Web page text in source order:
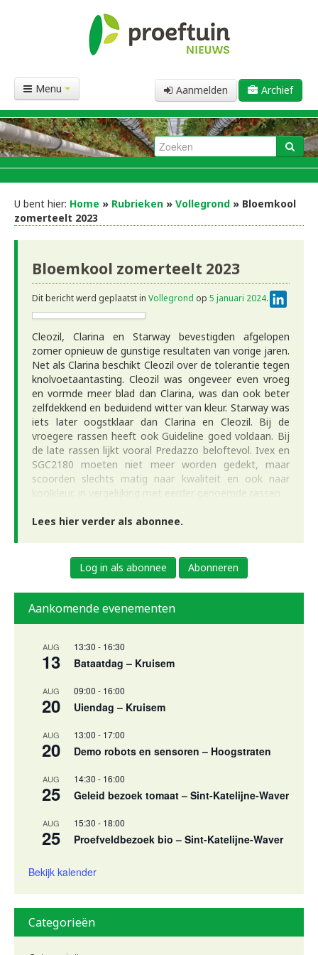
Aanmelden Archief
Menu
U bent hier: Home » Rubrieken » Vollegrond » Bloemkool
zomerteelt 2023
Bloemkool zomerteelt 2023
Dit bericht werd geplaatst in Vollegrond op 5 januari 2024.
Cleozil, Clarina en Starway bevestigden afgelopen
zomer opnieuw de gunstige resultaten van vorige jaren.
Net als Clarina beschikt Cleozil over de tolerantie tegen
knolvoetaantasting. Cleozil was ongeveer even vroeg
en vormde meer blad dan Clarina, was dan ook beter
zelfdekkend en beduidend witter van kleur. Starway was
iets later oogstklaar dan Clarina en Cleozil. Bij de
vroegere rassen heeft ook Guideline goed voldaan. Bij
de late rassen lijkt vooral Predazzo beloftevol. Ivex en
SGC2180 moeten niet meer worden gedekt, maar
scoorden slechts matig naar kwaliteit en ook naar
koolkleur, in vergelijking met eerder genoemde rassen.
Lees hier verder als abonnee.
Log in als abonnee Abonneren
Aankomende evenementen
AUG
13
13:30 - 16:30
Bataatdag – Kruisem
AUG
20
09:00 - 16:00
Uiendag – Kruisem
AUG
20
13:00 - 17:00
Demo robots en sensoren – Hoogstraten
AUG
25
14:30 - 16:00
Geleid bezoek tomaat – Sint-Katelijne-Waver
AUG
25
15:30 - 18:00
Proefveldbezoek bio – Sint-Katelijne-Waver
Bekijk kalender
Categorieën